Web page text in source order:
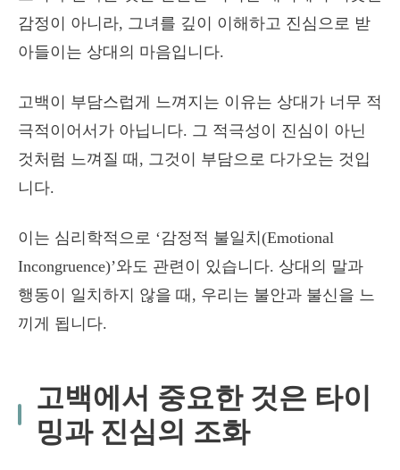
감정이 아니라, 그녀를 깊이 이해하고 진심으로 받
아들이는 상대의 마음입니다.
고백이 부담스럽게 느껴지는 이유는 상대가 너무 적
극적이어서가 아닙니다. 그 적극성이 진심이 아닌
것처럼 느껴질 때, 그것이 부담으로 다가오는 것입
니다.
이는 심리학적으로 ‘감정적 불일치(Emotional
Incongruence)’와도 관련이 있습니다. 상대의 말과
행동이 일치하지 않을 때, 우리는 불안과 불신을 느
끼게 됩니다.
고백에서 중요한 것은 타이
밍과 진심의 조화